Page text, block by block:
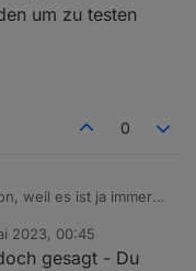
um zu testen
0
weil es ist ja immer
2023, 00:45
gesagt - Du